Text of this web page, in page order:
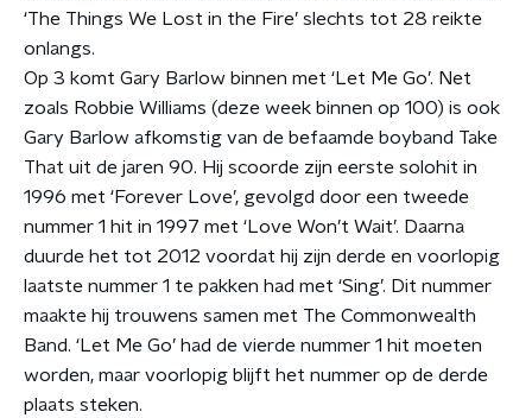
‘The Things We Lost in the Fire’ slechts tot 28 reikte
onlangs.
Op 3 komt Gary Barlow binnen met ‘Let Me Go’. Net
zoals Robbie Williams (deze week binnen op 100) is ook
Gary Barlow afkomstig van de befaamde boyband Take
That uit de jaren 90. Hij scoorde zijn eerste solohit in
1996 met ‘Forever Love’, gevolgd door een tweede
nummer 1 hit in 1997 met ‘Love Won’t Wait’. Daarna
duurde het tot 2012 voordat hij zijn derde en voorlopig
laatste nummer 1 te pakken had met ‘Sing’. Dit nummer
maakte hij trouwens samen met The Commonwealth
Band. ‘Let Me Go’ had de vierde nummer 1 hit moeten
worden, maar voorlopig blijft het nummer op de derde
plaats steken.